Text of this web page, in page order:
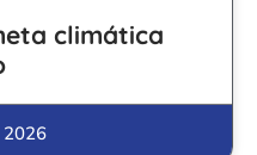
climática